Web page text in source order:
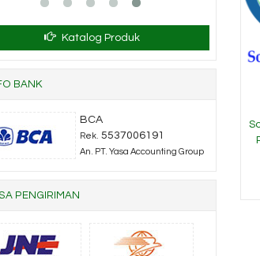
Katalog Produk
BANK
BCA
Rek. 5537006191
An. PT. Yasa Accounting Group
PENGIRIMAN